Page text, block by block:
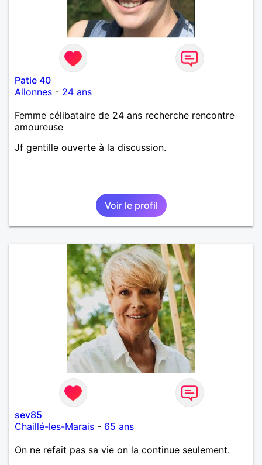
Patie 40
Allonnes - 24 ans
Femme célibataire de 24 ans recherche rencontre
amoureuse
Jf gentille ouverte à la discussion.
Voir le profil
sev85
Chaillé-les-Marais - 65 ans
On ne refait pas sa vie on la continue seulement.